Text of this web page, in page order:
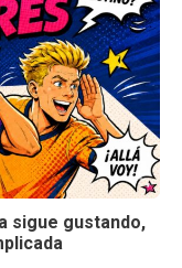
sigue gustando,